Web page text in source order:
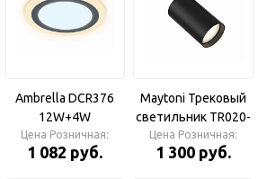
Ambrella DCR376
12W+4W
6400K/3000K 85-
265VВстраиваемая
Цена Розничная:
1 082 руб.
Maytoni Трековый
светильник TR020-
1-GU10-B
Цена Розничная:
1 300 руб.